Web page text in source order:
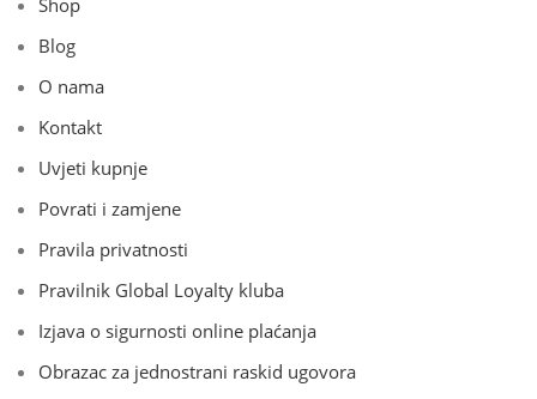
Shop
Blog
O nama
Kontakt
Uvjeti kupnje
Povrati i zamjene
Pravila privatnosti
Pravilnik Global Loyalty kluba
Izjava o sigurnosti online plaćanja
Obrazac za jednostrani raskid ugovora